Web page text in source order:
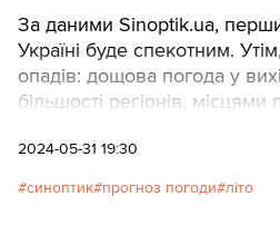
За даними Sinoptik.ua,
Україні буде спекотним.
опадів: дощова погода у
більшості регіонів, місцями
2024-05-31 19:30
синоптик прогноз погоди літо